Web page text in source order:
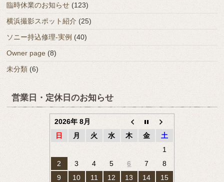
臨時休業のお知らせ (123)
横浜撮影スポット紹介 (25)
ソニー持込修理-実例 (40)
Owner page (8)
未分類 (6)
営業日・定休日のお知らせ
2026年 8月
日
月 火 水 木 金
土
1
2
3 4 5 6 7
8
9
10 11 12 13 14
15